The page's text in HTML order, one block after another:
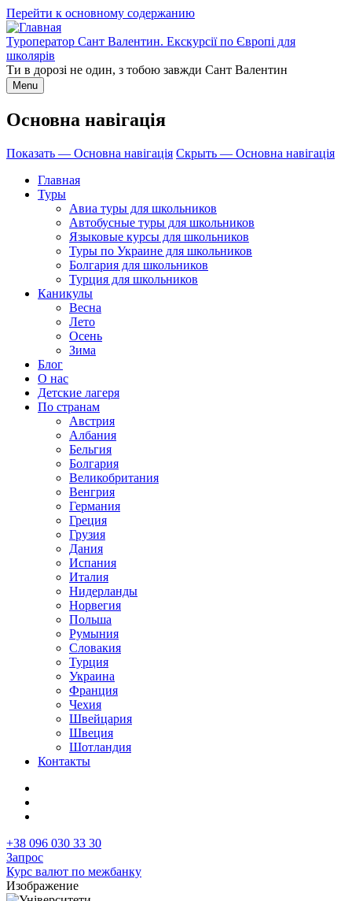
Перейти к основному содержанию
Туроператор Сант Валентин. Екскурсії по Європі для
школярів
Ти в дорозі не один, з тобою завжди Сант Валентин
Menu
Основна навігація
Показать — Основна навігація Скрыть — Основна навігація
Главная
Туры
Авиа туры для школьников
Автобусные туры для школьников
Языковые курсы для школьников
Туры по Украине для школьников
Болгария для школьников
Турция для школьников
Каникулы
Весна
Лето
Осень
Зима
Блог
О нас
Детские лагеря
По странам
Австрия
Албания
Бельгия
Болгария
Великобритания
Венгрия
Германия
Греция
Грузия
Дания
Испания
Италия
Нидерланды
Норвегия
Польша
Румыния
Словакия
Турция
Украина
Франция
Чехия
Швейцария
Швеция
Шотландия
Контакты
+38 096 030 33 30
Запрос
Курс валют по межбанку
Изображение